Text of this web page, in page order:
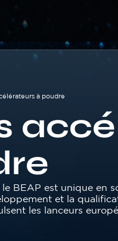
à poudre
BEAP est unique en
et la
les lanceurs